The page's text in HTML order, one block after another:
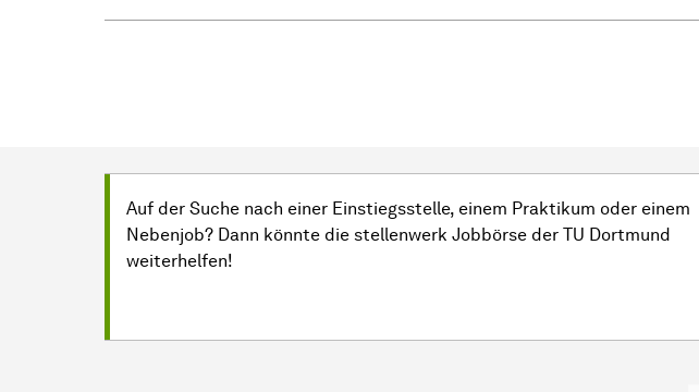
Auf der Suche nach einer Einstiegsstelle, einem Praktikum oder einem
Nebenjob? Dann könnte die stellenwerk Jobbörse der TU Dortmund
weiterhelfen!